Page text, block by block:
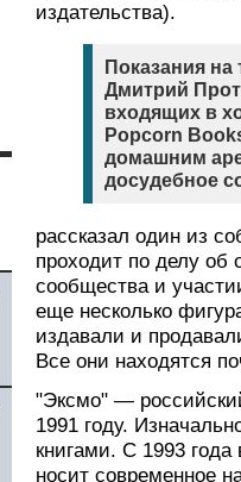
издательства).
Показания
Дмитрий
входящих в
Popcorn
домашним
досудебное
рассказал один из
проходит по делу об
сообщества и
еще несколько
издавали и
Все они находятся
"Эксмо" —
1991 году.
книгами. С 1993 года
носит современное